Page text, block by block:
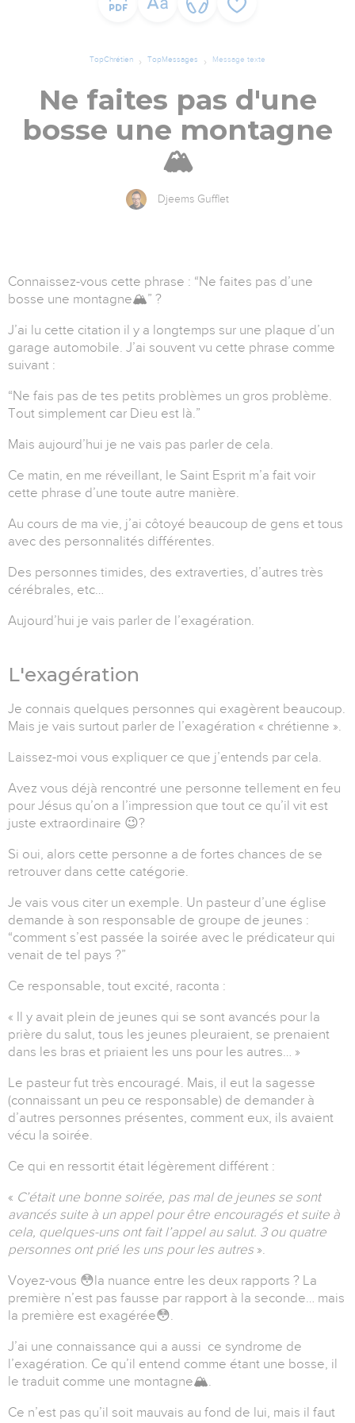
TopChrétien TopMessages Message texte
Ne faites pas d'une
bosse une montagne
🏔
Djeems Gufflet
Connaissez-vous cette phrase : “Ne faites pas d’une
bosse une montagne🏔” ?
J’ai lu cette citation il y a longtemps sur une plaque d’un
garage automobile. J’ai souvent vu cette phrase comme
suivant :
“Ne fais pas de tes petits problèmes un gros problème.
Tout simplement car Dieu est là.”
Mais aujourd’hui je ne vais pas parler de cela.
Ce matin, en me réveillant, le Saint Esprit m’a fait voir
cette phrase d’une toute autre manière.
Au cours de ma vie, j’ai côtoyé beaucoup de gens et tous
avec des personnalités différentes.
Des personnes timides, des extraverties, d’autres très
cérébrales, etc…
Aujourd’hui je vais parler de l’exagération.
L'exagération
Je connais quelques personnes qui exagèrent beaucoup.
Mais je vais surtout parler de l’exagération « chrétienne ».
Laissez-moi vous expliquer ce que j’entends par cela.
Avez vous déjà rencontré une personne tellement en feu
pour Jésus qu’on a l’impression que tout ce qu’il vit est
juste extraordinaire 😉?
Si oui, alors cette personne a de fortes chances de se
retrouver dans cette catégorie.
Je vais vous citer un exemple. Un pasteur d’une église
demande à son responsable de groupe de jeunes :
“comment s’est passée la soirée avec le prédicateur qui
venait de tel pays ?”
Ce responsable, tout excité, raconta :
« Il y avait plein de jeunes qui se sont avancés pour la
prière du salut, tous les jeunes pleuraient, se prenaient
dans les bras et priaient les uns pour les autres… »
Le pasteur fut très encouragé. Mais, il eut la sagesse
(connaissant un peu ce responsable) de demander à
d’autres personnes présentes, comment eux, ils avaient
vécu la soirée.
Ce qui en ressortit était légèrement différent :
« C’était une bonne soirée, pas mal de jeunes se sont
avancés suite à un appel pour être encouragés et suite à
cela, quelques-uns ont fait l’appel au salut. 3 ou quatre
personnes ont prié les uns pour les autres».
Voyez-vous 😳 la nuance entre les deux rapports ? La
première n’est pas fausse par rapport à la seconde… mais
la première est exagérée😳.
J’ai une connaissance qui a aussi ce syndrome de
l’exagération. Ce qu’il entend comme étant une bosse, il
le traduit comme une montagne🏔.
Ce n’est pas qu’il soit mauvais au fond de lui, mais il faut